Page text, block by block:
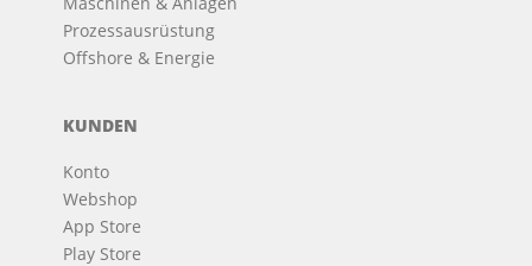
Prozessausrüstung
Offshore & Energie
KUNDEN
Konto
Webshop
App Store
Play Store